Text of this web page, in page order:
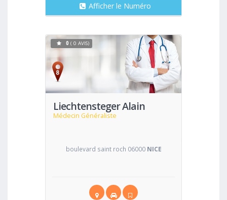
Afficher le Numéro
Liechtensteger Alain
Médecin Généraliste
Voir
0 ( 0 AVIS)
boulevard saint roch 06000 NICE